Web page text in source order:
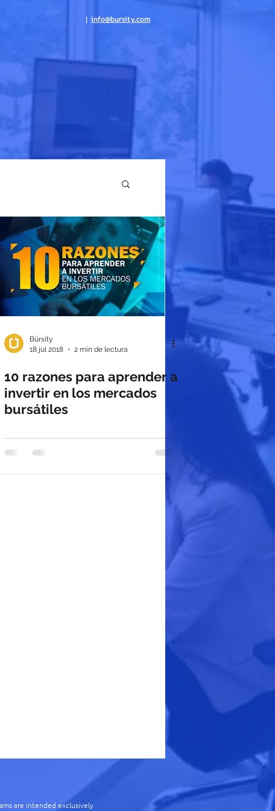
|info@bursity.com
Bürsity
18 jul 2018
2 min de lectura
10 razones para aprender a
invertir en los mercados
bursátiles
are intended exclusively